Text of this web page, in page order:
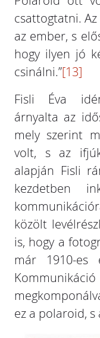
csattogtatni.
az ember, s
hogy ilyen jó
csinálni.”[13]
Fisli Éva
árnyalta az
mely szerint
volt, s az
alapján Fisli
kezdetben
közölt
is, hogy a
már 1910-es
ez a polaroid,